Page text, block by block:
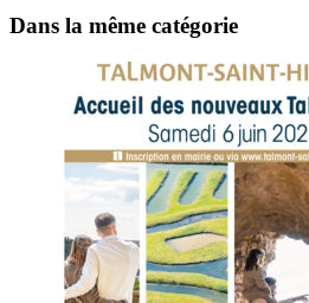
Dans la même catégorie